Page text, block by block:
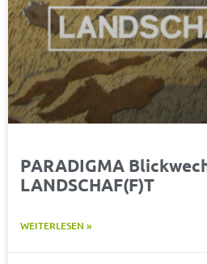
PARADIGMA
LANDSCHAF(F)T
WEITERLESEN »